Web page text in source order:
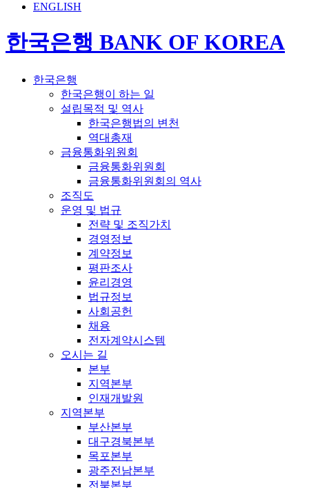
ENGLISH
한국은행 BANK OF KOREA
한국은행
한국은행이 하는 일
설립목적 및 역사
한국은행법의 변천
역대총재
금융통화위원회
금융통화위원회
금융통화위원회의 역사
조직도
운영 및 법규
전략 및 조직가치
경영정보
계약정보
평판조사
윤리경영
법규정보
사회공헌
채용
전자계약시스템
오시는 길
본부
지역본부
인재개발원
지역본부
부산본부
대구경북본부
목포본부
광주전남본부
전북본부